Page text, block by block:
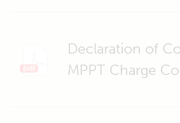
Declaration of
MPPT Charge